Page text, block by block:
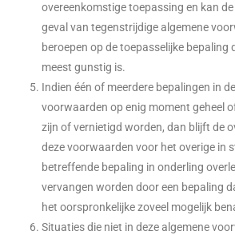
overeenkomstige toepassing en kan
geval van tegenstrijdige algemene
beroepen op de toepasselijke bepaling
meest gunstig is.
Indien één of meerdere bepalingen in
voorwaarden op enig moment geheel
zijn of vernietigd worden, dan blijft de
deze voorwaarden voor het overige in
betreffende bepaling in onderling
vervangen worden door een bepaling
het oorspronkelijke zoveel mogelijk
Situaties die niet in deze algemene